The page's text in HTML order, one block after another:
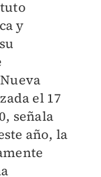
y
el 17
señala
año, la